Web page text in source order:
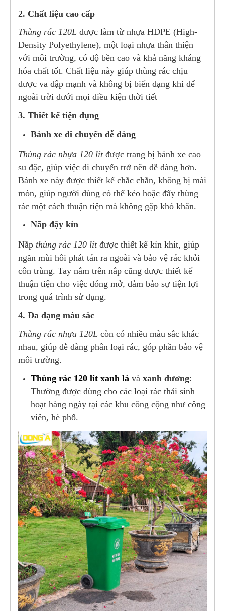
2. Chất liệu cao cấp
Thùng rác 120L được làm từ nhựa HDPE (High-
Density Polyethylene), một loại nhựa thân thiện
với môi trường, có độ bền cao và khả năng kháng
hóa chất tốt. Chất liệu này giúp thùng rác chịu
được va đập mạnh và không bị biến dạng khi để
ngoài trời dưới mọi điều kiện thời tiết
3. Thiết kế tiện dụng
Bánh xe di chuyển dễ dàng
Thùng rác nhựa 120 lítđược trang bị bánh xe cao
su đặc, giúp việc di chuyển trở nên dễ dàng hơn.
Bánh xe này được thiết kế chắc chắn, không bị mài
mòn, giúp người dùng có thể kéo hoặc đẩy thùng
rác một cách thuận tiện mà không gặp khó khăn.
Nắp đậy kín
Nắp thùng rác 120 lítđược thiết kế kín khít, giúp
ngăn mùi hôi phát tán ra ngoài và bảo vệ rác khỏi
côn trùng. Tay nắm trên nắp cũng được thiết kế
thuận tiện cho việc đóng mở, đảm bảo sự tiện lợi
trong quá trình sử dụng.
4. Đa dạng màu sắc
Thùng rác nhựa 120L còn có nhiều màu sắc khác
nhau, giúp dễ dàng phân loại rác, góp phần bảo vệ
môi trường.
Thùng rác 120 lít xanh lá và xanh dương:
Thường được dùng cho các loại rác thải sinh
hoạt hàng ngày tại các khu công cộng như công
viên, hè phố.